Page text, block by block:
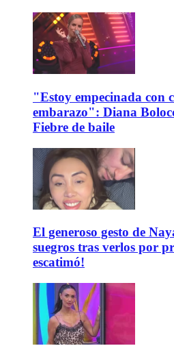
"Estoy empecinada con
embarazo": Diana
Fiebre de baile
El generoso gesto de
suegros tras verlos por
escatimó!